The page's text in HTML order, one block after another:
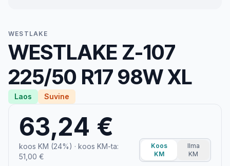
WESTLAKE
WESTLAKE Z-107
225/50 R17 98W XL
Laos Suvine
63,24 €
koos KM (24%) · koos KM-ta:
51,00 €
Koos
KM
Ilma
KM